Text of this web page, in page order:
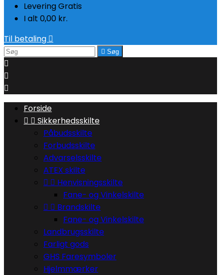
LeveringGratis
I alt 0,00 kr.
Til betaling 
 Søg



Forside
  Sikkerhedsskilte
Påbudsskilte
Forbudsskilte
Advarselsskilte
ATEX skilte
  Henvisningsskilte
Fane- og Vinkelskilte
  Brandskilte
Fane- og Vinkelskilte
Landbrugsskilte
Farligt gods
GHS Faresymboler
Hjelmmærker